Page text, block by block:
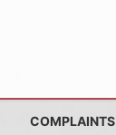
COMPLAINTS